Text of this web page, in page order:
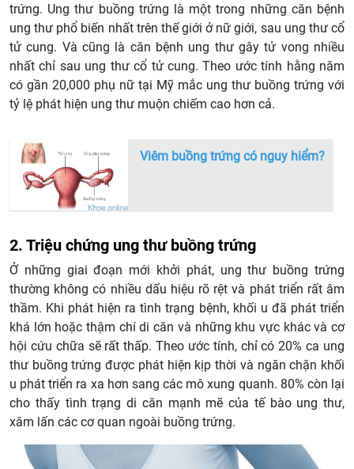
trứng. Ung thư buồng trứng là một trong những căn bệnh
ung thư phổ biến nhất trên thế giới ở nữ giới, sau ung thư cổ
tử cung. Và cũng là căn bệnh ung thư gây tử vong nhiều
nhất chỉ sau ung thư cổ tử cung. Theo ước tính hằng năm
có gần 20,000 phụ nữ tại Mỹ mắc ung thư buồng trứng với
tỷ lệ phát hiện ung thư muộn chiếm cao hơn cả.
Viêm buồng trứng có nguy hiểm?
2. Triệu chứng ung thư buồng trứng
Ở những giai đoạn mới khởi phát, ung thư buồng trứng
thường không có nhiều dấu hiệu rõ rệt và phát triển rất âm
thầm. Khi phát hiện ra tình trạng bệnh, khối u đã phát triển
khá lớn hoặc thậm chí di căn và những khu vực khác và cơ
hội cứu chữa sẽ rất thấp. Theo ước tính, chỉ có 20% ca ung
thư buồng trứng được phát hiện kịp thời và ngăn chặn khối
u phát triển ra xa hơn sang các mô xung quanh. 80% còn lại
cho thấy tình trạng di căn mạnh mẽ của tế bào ung thư,
xâm lấn các cơ quan ngoài buồng trứng.